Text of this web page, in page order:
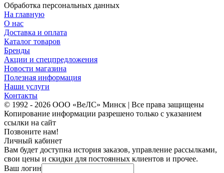
Обработка персональных данных
На главную
О нас
Доставка и оплата
Каталог товаров
Бренды
Акции и спецпредложения
Новости магазина
Полезная информация
Наши услуги
Контакты
© 1992 - 2026 ООО «ВеЛС» Минск | Все права защищены
Копирование информации разрешено только с указанием
ссылки на сайт
Позвоните нам!
Личный кабинет
Вам будет доступна история заказов, управление рассылками,
свои цены и скидки для постоянных клиентов и прочее.
Ваш логин